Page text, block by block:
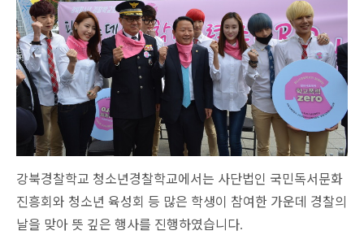
강북경찰학교 청소년경찰학교에서는 사단법인 국민독서문화
진흥회와 청소년 육성회 등 많은 학생이 참여한 가운데 경찰의
날을 맞아 뜻 깊은 행사를 진행하였습니다.